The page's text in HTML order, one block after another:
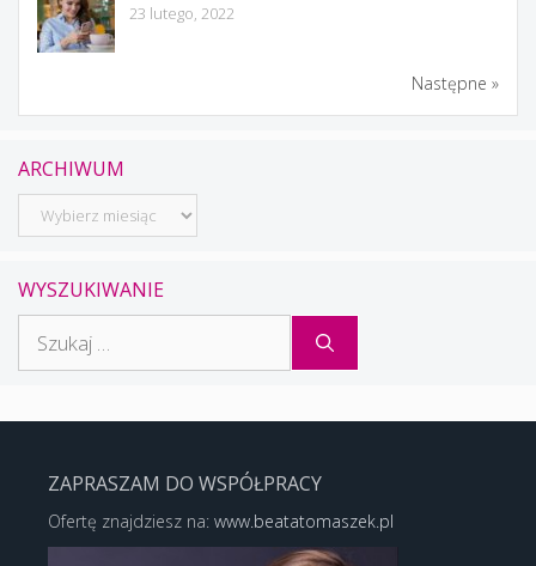
23 lutego, 2022
Następne »
ARCHIWUM
Archiwum
WYSZUKIWANIE
ZAPRASZAM DO WSPÓŁPRACY
Ofertę znajdziesz na: www.beatatomaszek.pl